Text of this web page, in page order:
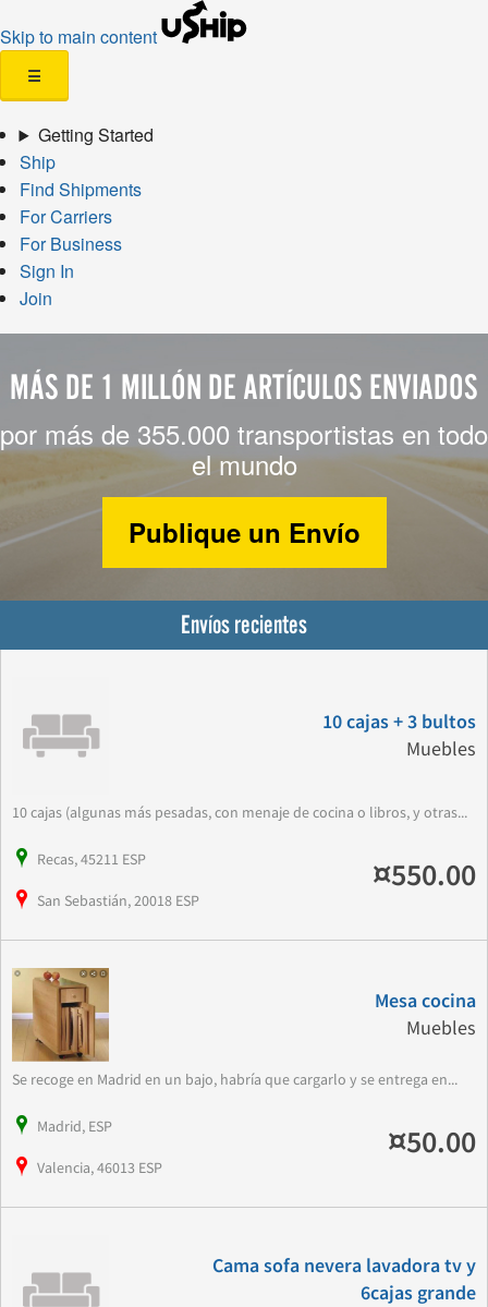
Skip to main content
☰
Getting Started
Ship
Find Shipments
For Carriers
For Business
Sign In
Join
MÁS DE 1 MILLÓN DE ARTÍCULOS ENVIADOS
por más de 355.000 transportistas en todo
el mundo
Publique un Envío
Envíos recientes
10 cajas + 3 bultos
Muebles
10 cajas (algunas más pesadas, con menaje de cocina o libros, y otras...
Recas, 45211 ESP
San Sebastián, 20018 ESP
¤550.00
Mesa cocina
Muebles
Se recoge en Madrid en un bajo, habría que cargarlo y se entrega en...
Madrid, ESP
Valencia, 46013 ESP
¤50.00
Cama sofa nevera lavadora tv y
6cajas grande